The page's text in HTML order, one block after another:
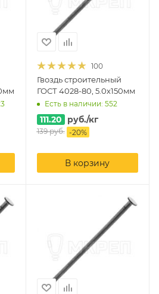
100
Гвоздь строительный
ГОСТ 4028-80, 5.0х150мм
Есть в наличии: 552
111.20 руб./кг
139руб. -20%
В корзину